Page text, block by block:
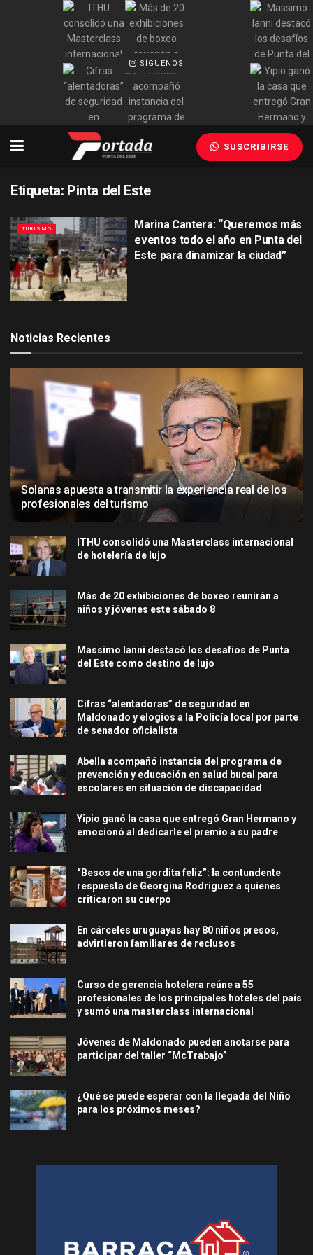
SÍGUENOS
SUSCRIBIRSE
Etiqueta: Pinta del Este
TURISMO
Marina Cantera: “Queremos más
eventos todo el año en Punta del
Este para dinamizar la ciudad”
Noticias Recientes
Solanas apuesta a transmitir la experiencia real de los
profesionales del turismo
ITHU consolidó una Masterclass internacional
de hotelería de lujo
Más de 20 exhibiciones de boxeo reunirán a
niños y jóvenes este sábado 8
Massimo Ianni destacó los desafíos de Punta
del Este como destino de lujo
Cifras “alentadoras” de seguridad en
Maldonado y elogios a la Policía local por parte
de senador oficialista
Abella acompañó instancia del programa de
prevención y educación en salud bucal para
escolares en situación de discapacidad
Yipio ganó la casa que entregó Gran Hermano y
emocionó al dedicarle el premio a su padre
“Besos de una gordita feliz”: la contundente
respuesta de Georgina Rodríguez a quienes
criticaron su cuerpo
En cárceles uruguayas hay 80 niños presos,
advirtieron familiares de reclusos
Curso de gerencia hotelera reúne a 55
profesionales de los principales hoteles del país
y sumó una masterclass internacional
Jóvenes de Maldonado pueden anotarse para
participar del taller “McTrabajo”
¿Qué se puede esperar con la llegada del Niño
para los próximos meses?